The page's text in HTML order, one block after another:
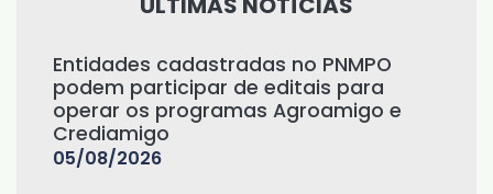
Entidades cadastradas no PNMPO
podem participar de editais para
operar os programas Agroamigo e
Crediamigo
05/08/2026